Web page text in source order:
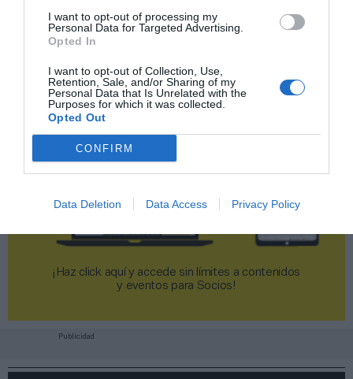
I want to opt-out of processing my
Personal Data for Targeted Advertising.
Opted In
I want to opt-out of Collection, Use,
Retention, Sale, and/or Sharing of my
Personal Data that Is Unrelated with the
Purposes for which it was collected.
Opted Out
CONFIRM
Data Deletion Data Access Privacy Policy
2Playbook Club
¡Haz click aquí y accede sin límites a contenidos
y eventos para Socios!​​​​​​​
Publicidad